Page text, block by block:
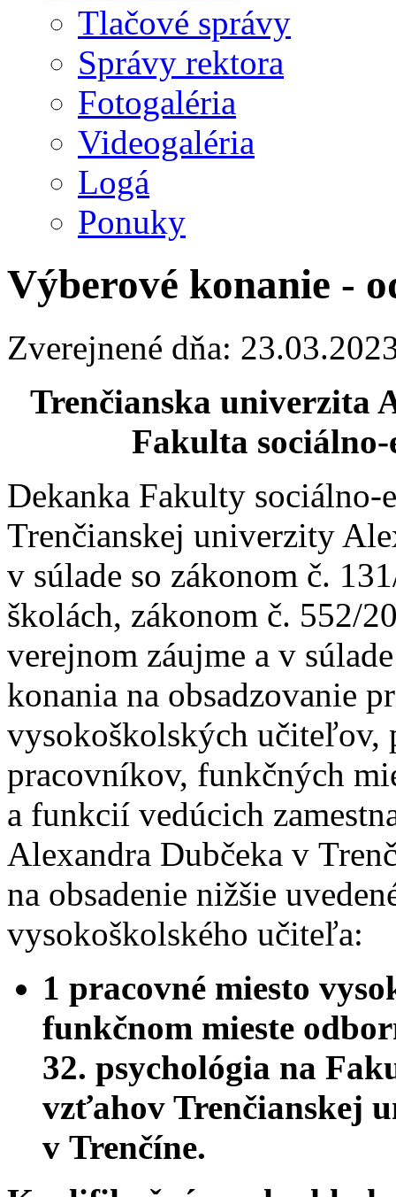
Tlačové správy
Správy rektora
Fotogaléria
Videogaléria
Logá
Ponuky
Výberové konanie -
Zverejnené dňa:
Trenčianska univerzita
Fakulta
Dekanka Fakulty
Trenčianskej univerzity
v súlade so zákonom č.
školách, zákonom č. 552/
verejnom záujme a v
konania na obsadzovanie
vysokoškolských učiteľov,
pracovníkov, funkčných
a funkcií vedúcich
Alexandra Dubčeka v
na obsadenie nižšie
vysokoškolského učiteľa:
1 pracovné miesto
funkčnom mieste
32. psychológia na
vzťahov Trenčianskej
v Trenčíne.